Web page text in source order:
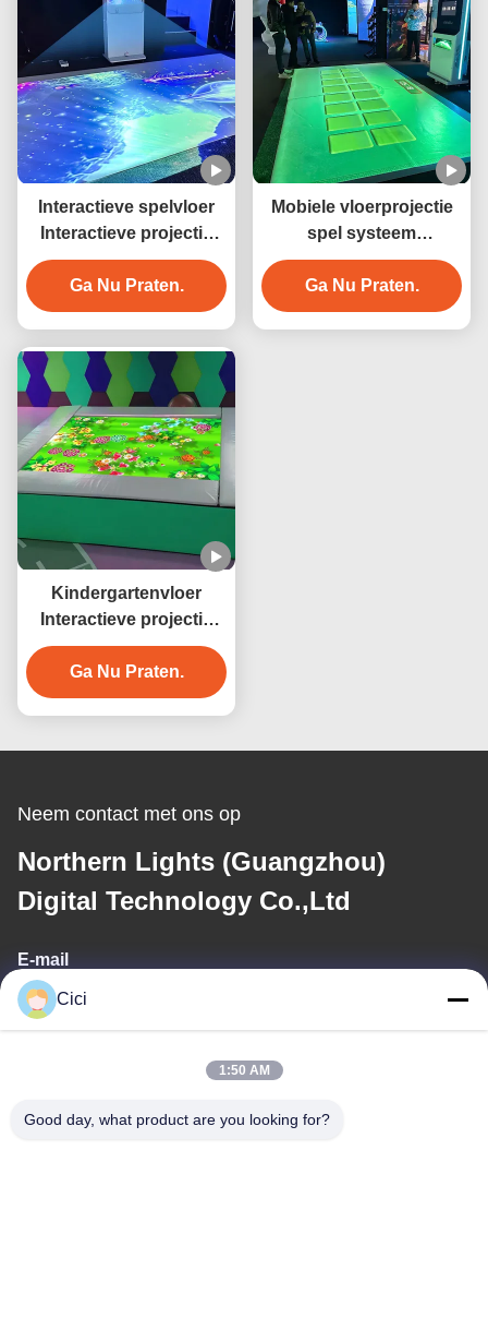
Interactieve spelvloer
Interactieve projectie
voor kinderen
Ga Nu Praten.
Mobiele vloerprojectie
spel systeem
Interactieve projectie
machine
Ga Nu Praten.
Kindergartenvloer
Interactieve projectie
Trampoline spel Binnen
gebruik
Ga Nu Praten.
Neem contact met ons op
Northern Lights (Guangzhou)
Digital Technology Co.,Ltd
E-mail
sales03@bjgprojection.com
Adres
Cici
1:50 AM
Good day, what product are you looking for?